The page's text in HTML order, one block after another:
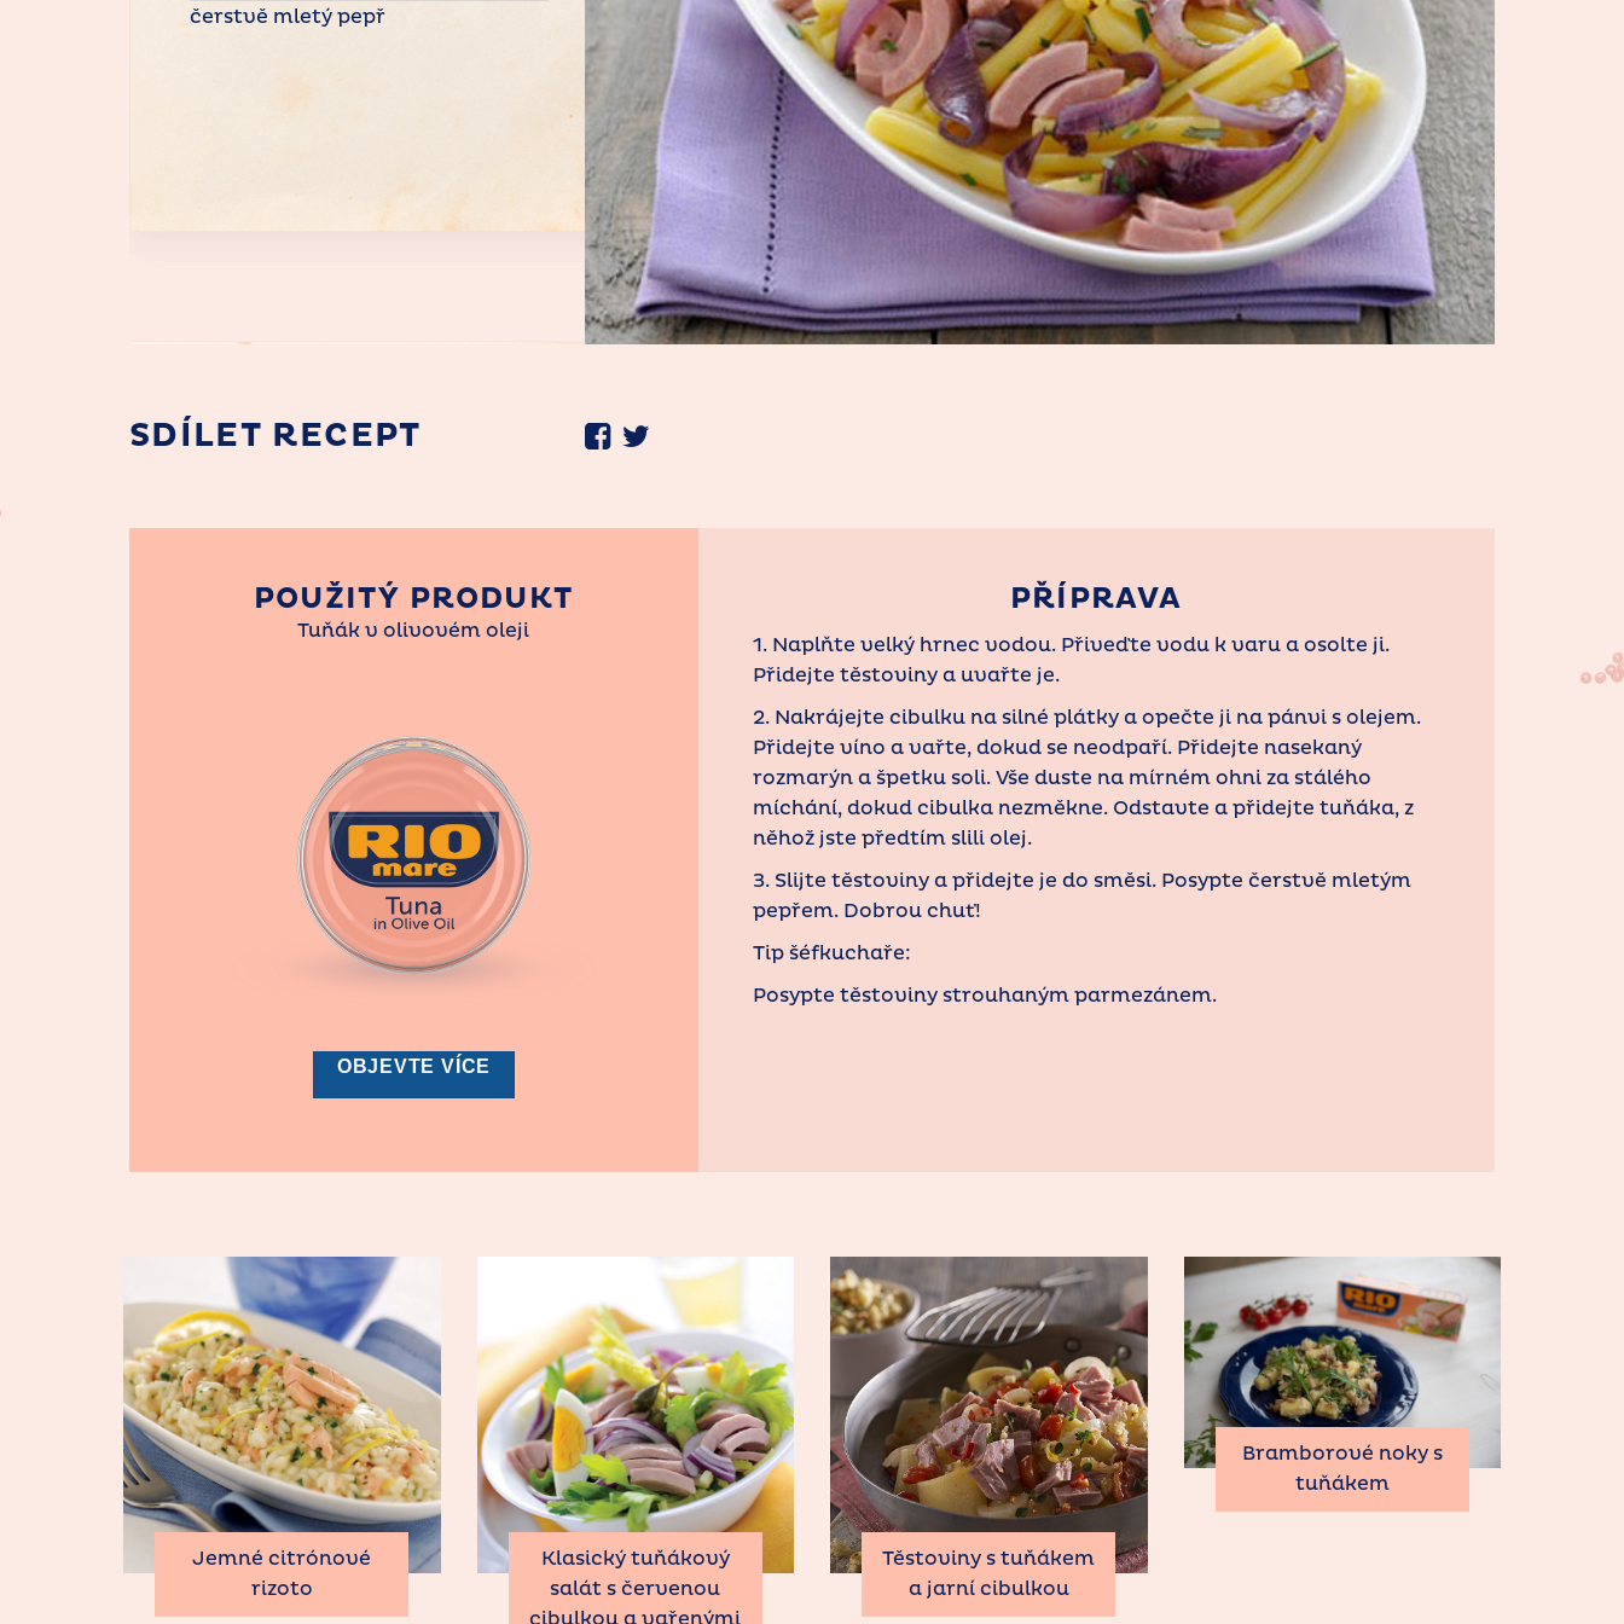
čerstvě mletý pepř
SDÍLET RECEPT
POUŽITÝ PRODUKT
Tuňák v olivovém oleji
OBJEVTE VÍCE
PŘÍPRAVA
1. Naplňte velký hrnec vodou. Přiveďte vodu k varu a osolte ji.
Přidejte těstoviny a uvařte je.
2. Nakrájejte cibulku na silné plátky a opečte ji na pánvi s olejem.
Přidejte víno a vařte, dokud se neodpaří. Přidejte nasekaný
rozmarýn a špetku soli. Vše duste na mírném ohni za stálého
míchání, dokud cibulka nezměkne. Odstavte a přidejte tuňáka, z
něhož jste předtím slili olej.
3. Slijte těstoviny a přidejte je do směsi. Posypte čerstvě mletým
pepřem. Dobrou chuť!
Tip šéfkuchaře:
Posypte těstoviny strouhaným parmezánem.
Jemné citrónové
rizoto
Klasický tuňákový
salát s červenou
Těstoviny s tuňákem
a jarní cibulkou
Bramborové noky s
tuňákem